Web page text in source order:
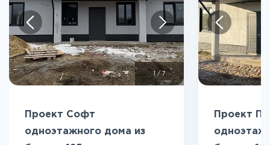
1/7
Проект Софт
одноэтажного дома из
Проект